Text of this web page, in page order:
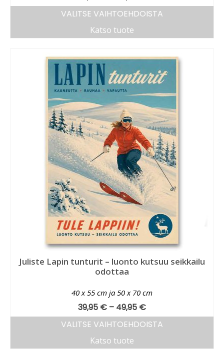
VALITSE VAIHTOEHDOISTA
Katso tuote
Juliste Lapin tunturit – luonto kutsuu seikkailu
odottaa
40 x 55 cm ja 50 x 70 cm
39,95 € – 49,95 €
VALITSE VAIHTOEHDOISTA
Katso tuote